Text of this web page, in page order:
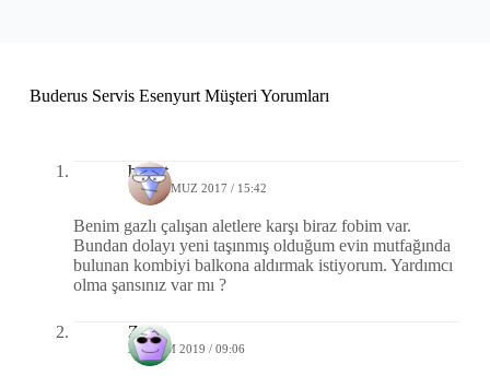
Buderus Servis Esenyurt Müşteri Yorumları
hasret
19 TEMMUZ 2017 / 15:42
Benim gazlı çalışan aletlere karşı biraz fobim var.
Bundan dolayı yeni taşınmış olduğum evin mutfağında
bulunan kombiyi balkona aldırmak istiyorum. Yardımcı
olma şansınız var mı ?
Zafer
22 EKIM 2019 / 09:06